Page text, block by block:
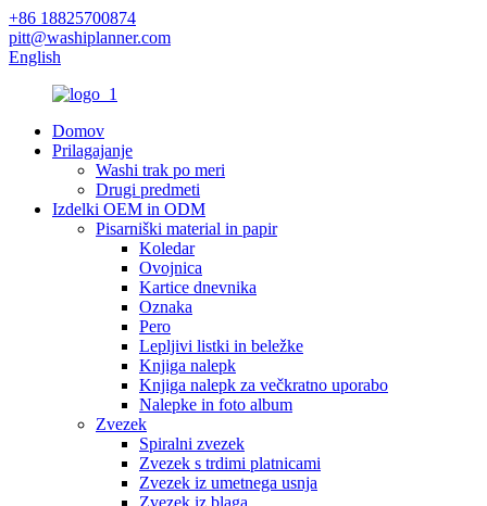
+86 18825700874
pitt@washiplanner.com
English
Domov
Prilagajanje
Washi trak po meri
Drugi predmeti
Izdelki OEM in ODM
Pisarniški material in papir
Koledar
Ovojnica
Kartice dnevnika
Oznaka
Pero
Lepljivi listki in beležke
Knjiga nalepk
Knjiga nalepk za večkratno uporabo
Nalepke in foto album
Zvezek
Spiralni zvezek
Zvezek s trdimi platnicami
Zvezek iz umetnega usnja
Zvezek iz blaga